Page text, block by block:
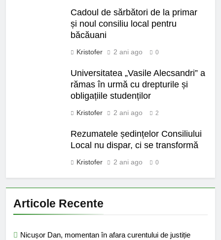
Cadoul de sărbători de la primar
și noul consiliu local pentru
băcăuani
Kristofer 2 ani ago 0
Universitatea „Vasile Alecsandri” a
rămas în urmă cu drepturile și
obligațiile studenților
Kristofer 2 ani ago 2
Rezumatele ședințelor Consiliului
Local nu dispar, ci se transformă
Kristofer 2 ani ago 0
Articole Recente
Nicușor Dan, momentan în afara curentului de justiție